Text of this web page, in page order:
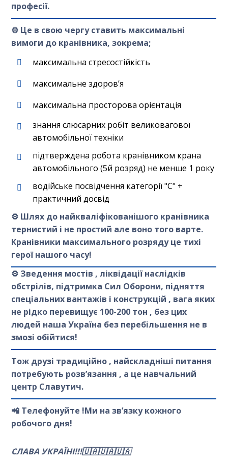
професії.
⚙️ Це в свою чергу ставить максимальні
вимоги до кранівника, зокрема;
⁠максимальна стресостійкість
максимальне здоровʼя
максимальна просторова орієнтація
знання слюсарних робіт великовагової
автомобільної техніки
підтверждена робота кранівником крана
автомобільного (5й розряд) не менше 1 року
водійське посвідчення категорії "С" +
практичний досвід
⚙️ Шлях до найкваліфікованішого кранівника
тернистий і не простий але воно того варте.
Кранівники максимального розряду це тихі
герої нашого часу!
⚙️ Зведення мостів , ліквідації наслідків
обстрілів, підтримка Сил Оборони, підняття
спеціальних вантажів і конструкцій , вага яких
не рідко перевищує 100-200 тон , без цих
людей наша Україна без перебільшення не в
змозі обійтися!
Тож друзі традиційно , найскладніші питання
потребують розвʼязання , а це навчальний
центр Славутич.
📲 Телефонуйте !Ми на звʼязку кожного
робочого дня!
СЛАВА УКРАЇНІ!!!🇺🇦🇺🇦🇺🇦